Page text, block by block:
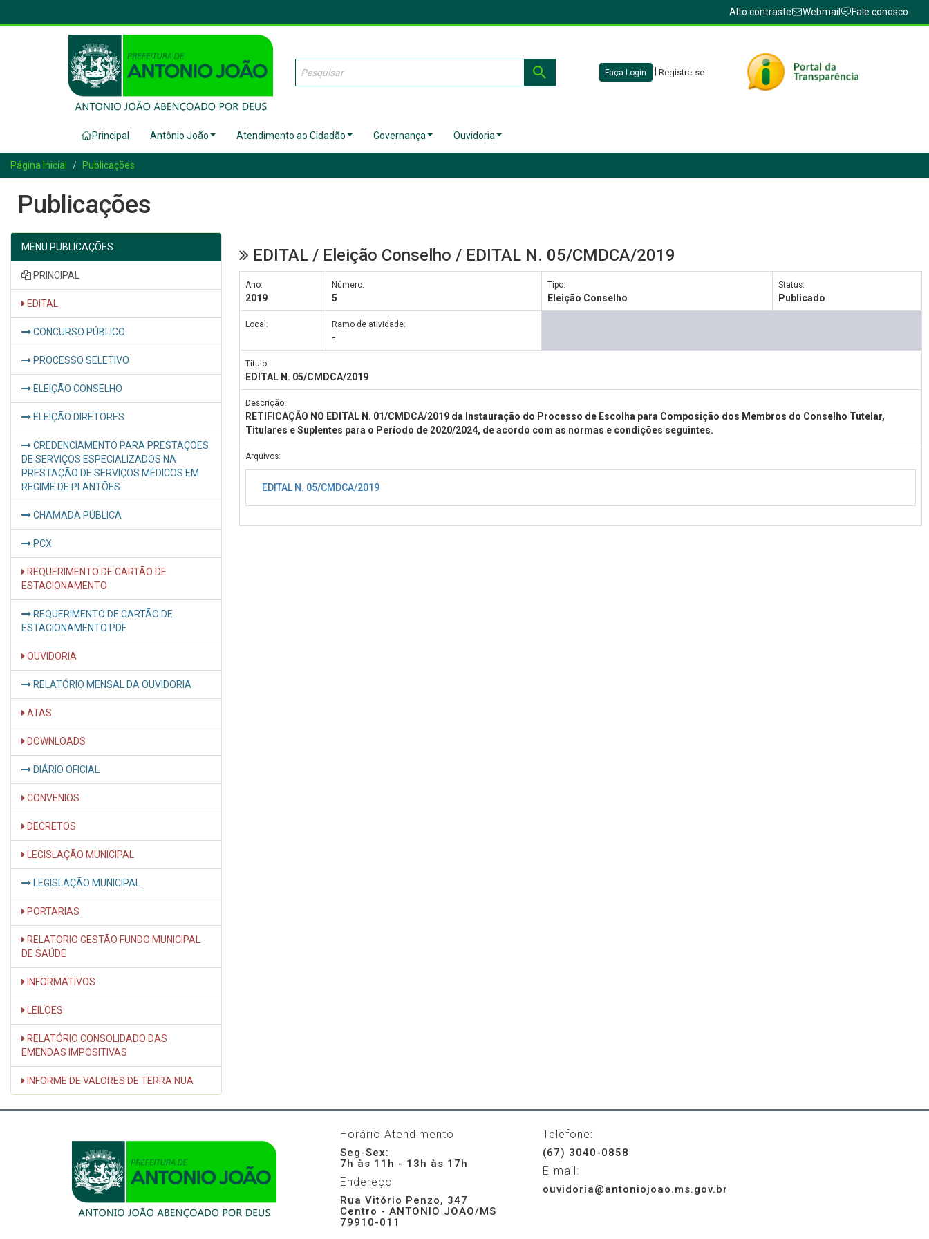
Alto contraste Webmail Fale conosco
Faça Login Registre-se
Principal Antônio João Atendimento ao Cidadão Governança Ouvidoria
Página Inicial Publicações
Publicações
MENU PUBLICAÇÕES
PRINCIPAL
EDITAL
CONCURSO PÚBLICO
PROCESSO SELETIVO
ELEIÇÃO CONSELHO
ELEIÇÃO DIRETORES
CREDENCIAMENTO PARA PRESTAÇÕES
DE SERVIÇOS ESPECIALIZADOS NA
PRESTAÇÃO DE SERVIÇOS MÉDICOS EM
REGIME DE PLANTÕES
CHAMADA PÚBLICA
PCX
REQUERIMENTO DE CARTÃO DE
ESTACIONAMENTO
REQUERIMENTO DE CARTÃO DE
ESTACIONAMENTO PDF
OUVIDORIA
RELATÓRIO MENSAL DA OUVIDORIA
ATAS
DOWNLOADS
DIÁRIO OFICIAL
CONVENIOS
DECRETOS
LEGISLAÇÃO MUNICIPAL
LEGISLAÇÃO MUNICIPAL
PORTARIAS
RELATORIO GESTÃO FUNDO MUNICIPAL
DE SAÚDE
INFORMATIVOS
LEILÕES
RELATÓRIO CONSOLIDADO DAS
EMENDAS IMPOSITIVAS
INFORME DE VALORES DE TERRA NUA
EDITAL / Eleição Conselho / EDITAL N. 05/CMDCA/2019
Ano:
2019
Número:
5
Tipo:
Eleição Conselho
Status:
Publicado
Local: Ramo de atividade:
-
Titulo:
EDITAL N. 05/CMDCA/2019
Descrição:
RETIFICAÇÃO NO EDITAL N. 01/CMDCA/2019 da Instauração do Processo de Escolha para Composição dos Membros do Conselho Tutelar,
Titulares e Suplentes para o Período de 2020/2024, de acordo com as normas e condições seguintes.
Arquivos:
EDITAL N. 05/CMDCA/2019
Horário Atendimento
Seg-Sex:
7h às 11h - 13h às 17h
Endereço
Rua Vitório Penzo, 347
Centro - ANTONIO JOAO/MS
79910-011
Telefone:
(67) 3040-0858
E-mail:
ouvidoria@antoniojoao.ms.gov.br